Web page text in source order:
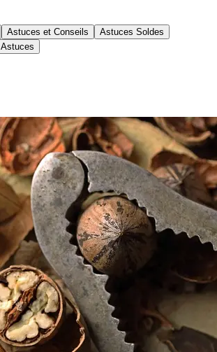
Astuces et Conseils
Astuces Soldes
Astuces